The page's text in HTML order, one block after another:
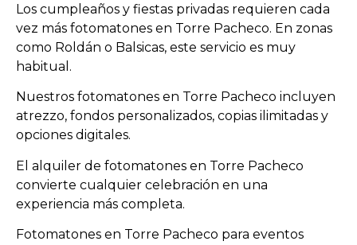
Los cumpleaños y fiestas privadas requieren cada
vez más fotomatones en Torre Pacheco. En zonas
como Roldán o Balsicas, este servicio es muy
habitual.
Nuestros fotomatones en Torre Pacheco incluyen
atrezzo, fondos personalizados, copias ilimitadas y
opciones digitales.
El alquiler de fotomatones en Torre Pacheco
convierte cualquier celebración en una
experiencia más completa.
Fotomatones en Torre Pacheco para eventos